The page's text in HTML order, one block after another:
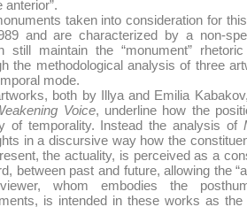
anterior”.
taken into consideration for
and are characterized by a non-
still maintain the “monument”
the methodological analysis of three
mode.
both by Illya and Emilia
Voice, underline how the
of temporality. Instead the analysis of
in a discursive way how the
the actuality, is perceived as a
between past and future, allowing the
whom embodies the
is intended in these works as